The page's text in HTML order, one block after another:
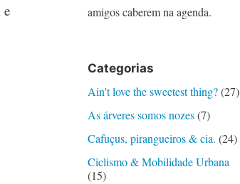
amigos caberem na agenda.
Categorias
Ain't love the sweetest thing?(27)
As árveres somos nozes(7)
Cafuçus, pirangueiros & cia. (24)
Ciclismo & Mobilidade Urbana
(15)